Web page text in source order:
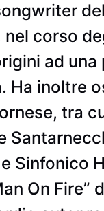
corso
ad
Ha inoltre
tra
Sinfonico
On